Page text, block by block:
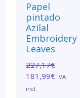
Papel
pintado
Azilal
Embroidery
Leaves
227,17€
181,99€ IVA
incl.